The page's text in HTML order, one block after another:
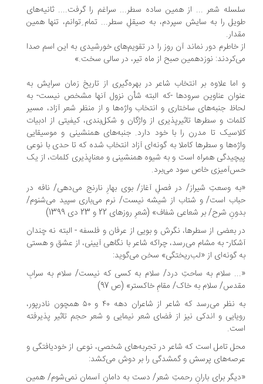
شعر ... از همین ساده سطر... سراغم را گرفت.... ثانیه‌های
را به سایش سپردم، به صیقلِ سطر... تمام ِتوانم، تنها همین
خاطرم دور نماند آن روز را در تقویم‌های خورشیدی به این اسم صدا
نوزدهمین صبح از ماه تیر، در سالی سخت.»
علاوه بر انتخاب شاعر در بهره‌گیری از تاریخ زمان سرایش به
عناوین سرودها -که البته شأن نزول آنها مشخص نیست- به
جنبه‌های ساختاری و انتخاب واژه‌ها و از منظر شعر آزاد، مسیر
و سطرها تاثیرپذیری از واژگان و شکل‌بندی، کیفیتی از ادبیات
تا مدرن را با خود دارد. جنبه‌های همنشینی و موسیقایی
و سطرها کاملا به گونه‌ای آزاد انتخاب شده که تا حدی با نوعی
همراه است و به شیوه همنشینی و معناپذیری کلمات، از یک
خاص سود می‌برد.
وسعتِ شیراز/ در فصلِ آغاز/ بوی بهارِ نارنج می‌دهی/ نافه در
است/ و شتاب از شیشه نیست/ نرم می‌باری سپید می‌شنوم/
شرح/ بر شعاعی شفاف» (شعرِ روزهای 22 و 23 دی 1399)
بعضی از سطرها، نگرش و بویی از عرفان و فلسفه - البته نه چندان
به مشام می‌رسد، چراکه شاعر با نگاهی آیینی، از عشق و هستی
گونه‌ای از «لب‌ریختگی» سخن می‌گوید:
سلام به ساحتِ درد/ سلام به کسی که نیست/ سلام به سرابِ
سلام به خاک/ مقامِ خاکستر» (ص 97)
به نظر می‌رسد که شاعر از شاعران دهه ۴۰ و ۵۰ همچون نادرپور،
و اندکی نیز از فضای شعر نیمایی و شعر حجم تاثیر پذیرفته
تامل است که شاعر در تجربه‌های شخصی، نوعی از خودیافتگی و
پرسش و گمشدگی را بر دوش می‌کشد:
برای بارانِ رحمتِ شعر/ دست به دامانِ آسمان نمی‌شوم/ همین‌